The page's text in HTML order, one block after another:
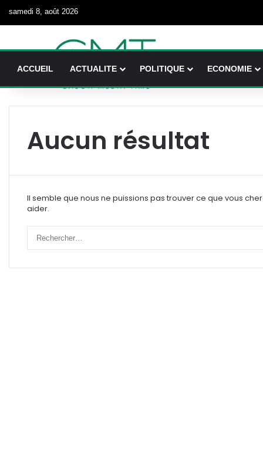
samedi 8, août 2026
ACCUEIL ACTUALITE POLITIQUE ECONOMIE
Aucun résultat
Il semble que nous ne puissions pas trouver ce que vous
aider.